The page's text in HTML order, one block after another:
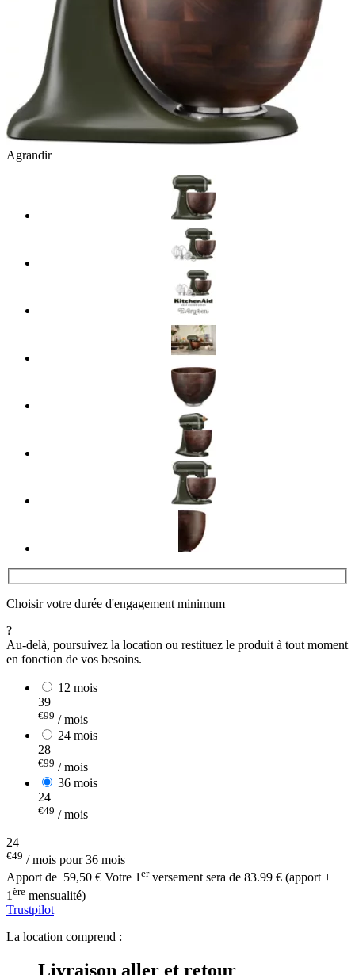
Agrandir
Choisir votre durée d'engagement minimum
?
Au-delà, poursuivez la location ou restituez le produit à tout moment
en fonction de vos besoins.
12 mois
39
€99 / mois
24 mois
28
€99 / mois
36 mois
24
€49 / mois
24
€49 / mois pour 36 mois
Apport de 59,50 € Votre 1 erversement sera de 83.99 € (apport +
1 ère mensualité)
Trustpilot
La location comprend :
Livraison aller et retour